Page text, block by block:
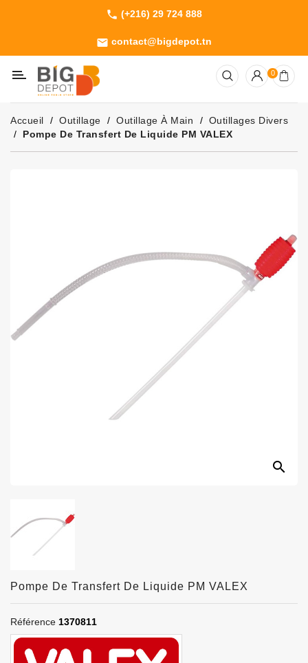
phone (+216) 29 724 888
email contact@bigdepot.tn
Machines
Outillage
Jardinage
Consommables
0
Accueil Outillage Outillage À Main
Outillages Divers
Pompe De Transfert De Liquide PM VALEX
search
Pompe De Transfert De Liquide PM VALEX
Référence 1370811